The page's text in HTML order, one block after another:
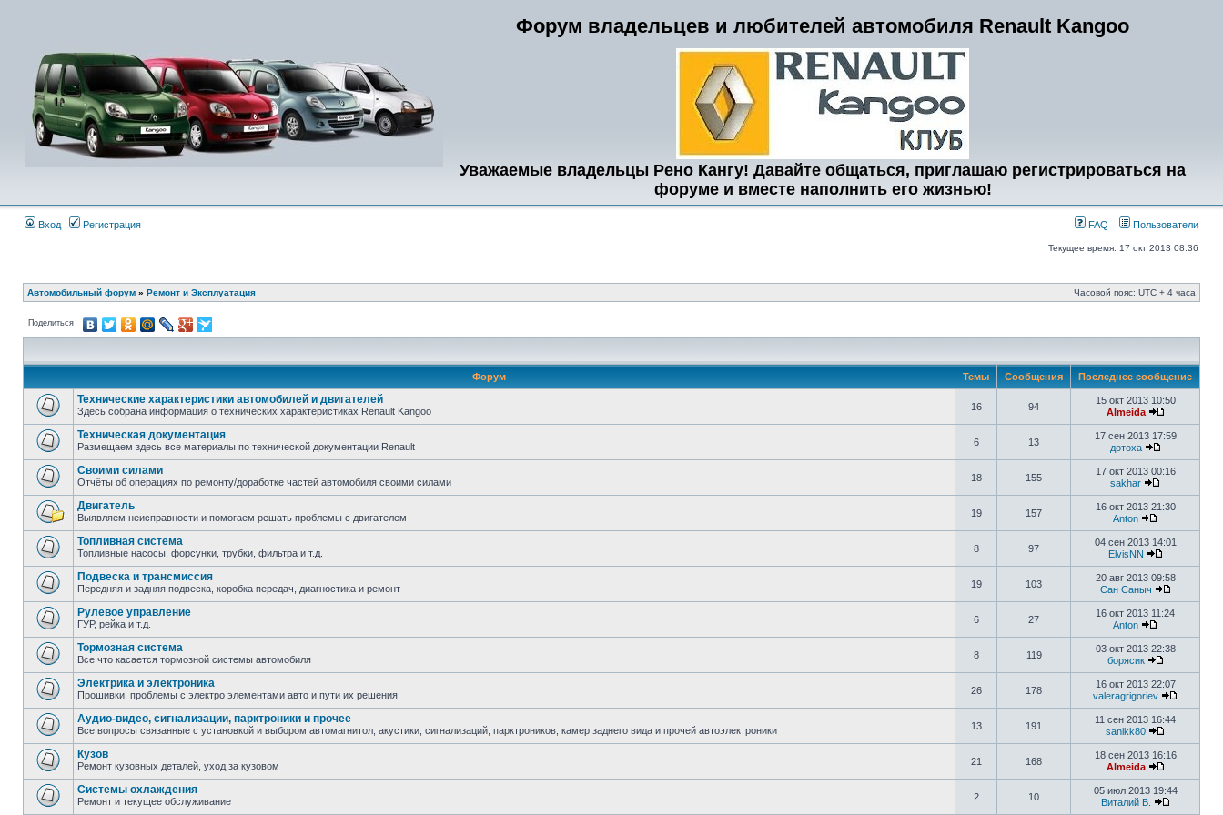
Форум владельцев и любителей автомобиля Renault Kangoo
Уважаемые владельцы Рено Кангу! Давайте общаться, приглашаю регистрироваться на
форуме и вместе наполнить его жизнью!
Вход Регистрация FAQ Пользователи
Текущее время: 17 окт 2013 08:36
Автомобильный форум » Ремонт и Эксплуатация Часовой пояс: UTC + 4 часа
Поделиться
Форум Темы Сообщения Последнее сообщение
Технические характеристики автомобилей и двигателей
Здесь собрана информация о технических характеристиках Renault Kangoo 16 94
15 окт 2013 10:50
Almeida
Техническая документация
Размещаем здесь все материалы по технической документации Renault 6 13
17 сен 2013 17:59
дотоха
Своими силами
Отчёты об операциях по ремонту/доработке частей автомобиля своими силами 18 155
17 окт 2013 00:16
sakhar
Двигатель
Выявляем неисправности и помогаем решать проблемы с двигателем 19 157
16 окт 2013 21:30
Anton
Топливная система
Топливные насосы, форсунки, трубки, фильтра и т.д. 8 97
04 сен 2013 14:01
ElvisNN
Подвеска и трансмиссия
Передняя и задняя подвеска, коробка передач, диагностика и ремонт 19 103
20 авг 2013 09:58
Сан Саныч
Рулевое управление
ГУР, рейка и т.д. 6 27
16 окт 2013 11:24
Anton
Тормозная система
Все что касается тормозной системы автомобиля 8 119
03 окт 2013 22:38
борясик
Электрика и электроника
Прошивки, проблемы с электро элементами авто и пути их решения 26 178
16 окт 2013 22:07
valeragrigoriev
Аудио-видео, сигнализации, парктроники и прочее
Все вопросы связанные с установкой и выбором автомагнитол, акустики, сигнализаций, парктроников, камер заднего вида и прочей автоэлектроники 13 191
11 сен 2013 16:44
sanikk80
Кузов
Ремонт кузовных деталей, уход за кузовом 21 168
18 сен 2013 16:16
Almeida
Системы охлаждения
Ремонт и текущее обслуживание 2 10
05 июл 2013 19:44
Виталий В.